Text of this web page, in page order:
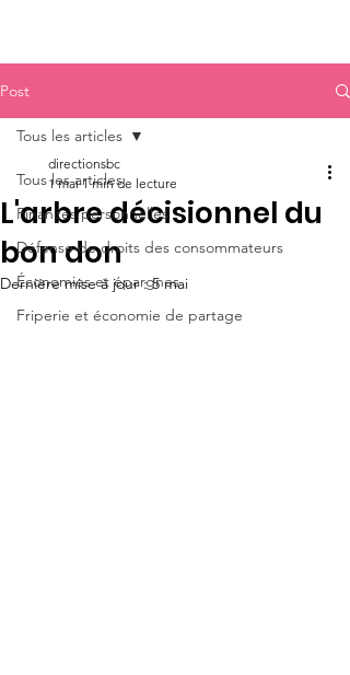
Post
Tous les articles
Finances personnelles
Défense de droits des consommateurs
Économies et épargnes
Friperie et économie de partage
Tous les articles
L'arbre décisionnel du
bon don
directionsbc
1 mai 1 min de lecture
Dernière mise à jour :5 mai